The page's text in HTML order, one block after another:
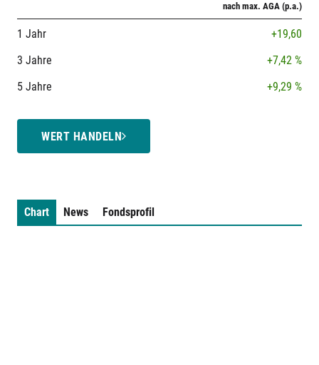
nach max. AGA (p.a.)
1 Jahr
+19,60
3 Jahre
+7,42 %
5 Jahre
+9,29 %
WERT HANDELN
Chart News Fondsprofil